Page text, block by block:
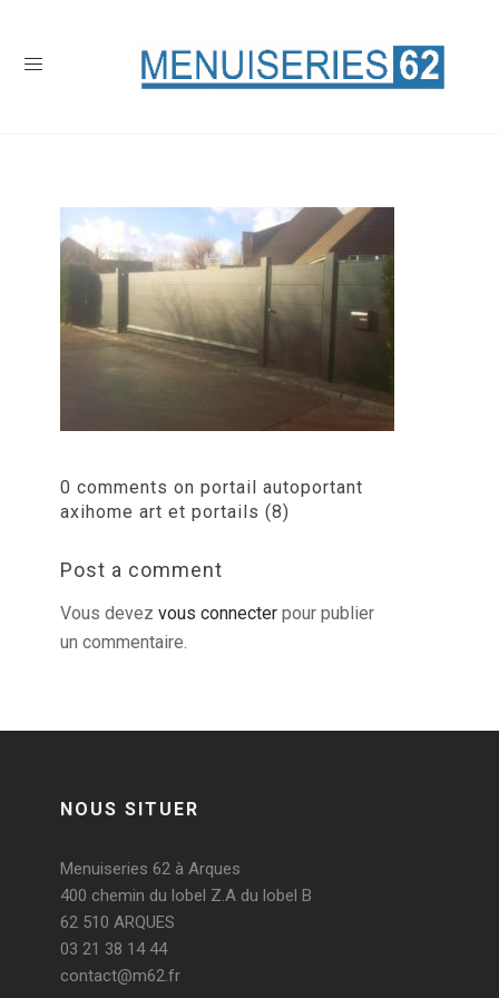
0 comments on portail autoportant
axihome art et portails (8)
Post a comment
Vous devez vous connecter pour publier
un commentaire.
NOUS SITUER
Menuiseries 62 à Arques
400 chemin du lobel Z.A du lobel B
62 510 ARQUES
03 21 38 14 44
contact@m62.fr